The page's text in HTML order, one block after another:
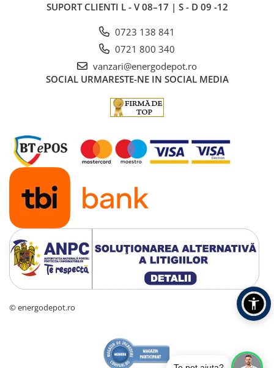
SUPORT CLIENTI L - V 08–17 | S - D 09 -12
0723 138 841
0721 800 340
vanzari@energodepot.ro
SOCIAL URMARESTE-NE IN SOCIAL MEDIA
© energodepot.ro